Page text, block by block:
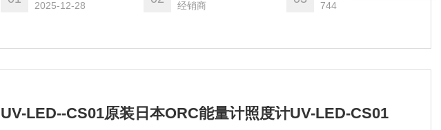
2025-12-28
经销商
744
UV-LED--CS01原装日本ORC能量计照度计UV-LED-CS01